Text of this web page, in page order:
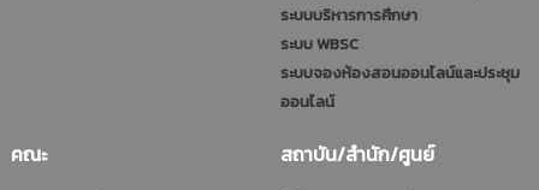
ระบบบริหารการศึกษา
ระบบ WBSC
ระบบจองห้องสอนออนไลน์และประชุม
ออนไลน์
คณะ สถาบัน/สำนัก/ศูนย์